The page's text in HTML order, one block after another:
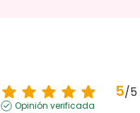
5/5
Opinión verificada